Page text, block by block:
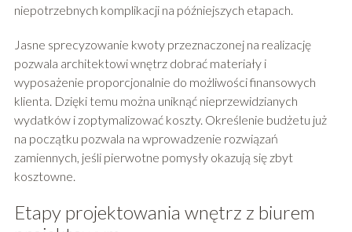
niepotrzebnych komplikacji na późniejszych etapach.
Jasne sprecyzowanie kwoty przeznaczonej na realizację
pozwala architektowi wnętrz dobrać materiały i
wyposażenie proporcjonalnie do możliwości finansowych
klienta. Dzięki temu można uniknąć nieprzewidzianych
wydatków i zoptymalizować koszty. Określenie budżetu już
na początku pozwala na wprowadzenie rozwiązań
zamiennych, jeśli pierwotne pomysły okazują się zbyt
kosztowne.
Etapy projektowania wnętrz z biurem